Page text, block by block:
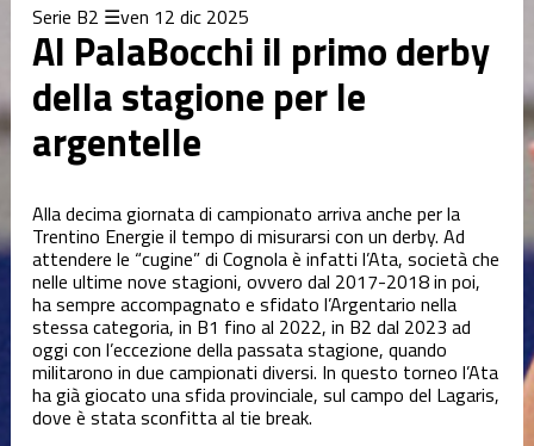
Serie B2 ven 12 dic 2025
Al PalaBocchi il primo derby
della stagione per le
argentelle
Alla decima giornata di campionato arriva anche per la
Trentino Energie il tempo di misurarsi con un derby. Ad
attendere le “cugine” di Cognola è infatti l’Ata, società che
nelle ultime nove stagioni, ovvero dal 2017-2018 in poi,
ha sempre accompagnato e sfidato l’Argentario nella
stessa categoria, in B1 fino al 2022, in B2 dal 2023 ad
oggi con l’eccezione della passata stagione, quando
militarono in due campionati diversi. In questo torneo l’Ata
ha già giocato una sfida provinciale, sul campo del Lagaris,
dove è stata sconfitta al tie break.
Serie B2
Settore
Giovanile
Tecnica
Varie